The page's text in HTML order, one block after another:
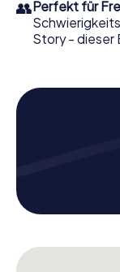
👥Perfekt für
Story - dieser